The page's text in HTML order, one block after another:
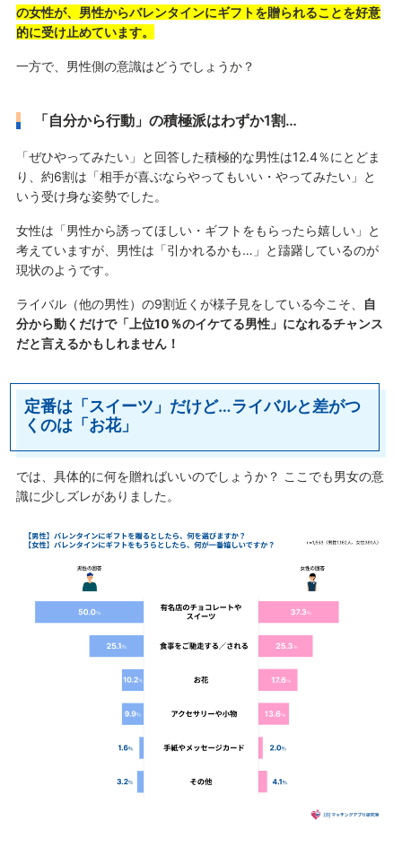
の女性が、男性からバレンタインにギフトを贈られることを好意
的に受け止めています。
一方で、男性側の意識はどうでしょうか？
「自分から行動」の積極派はわずか1割…
「ぜひやってみたい」と回答した積極的な男性は12.4％にとどま
り、約6割は「相手が喜ぶならやってもいい・やってみたい」と
いう受け身な姿勢でした。
女性は「男性から誘ってほしい・ギフトをもらったら嬉しい」と
考えていますが、男性は「引かれるかも…」と躊躇しているのが
現状のようです。
ライバル（他の男性）の9割近くが様子見をしている今こそ、
自
分から動くだけで「上位10％のイケてる男性」になれるチャンス
だと言えるかもしれません！
定番は「スイーツ」だけど…ライバルと差がつ
くのは「お花」
では、具体的に何を贈ればいいのでしょうか？ ここでも男女の意
識に少しズレがありました。